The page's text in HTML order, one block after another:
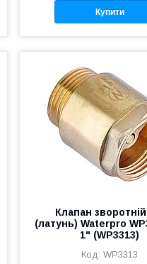
Купити
Клапан
(латунь) Waterpro
1" (WP3313)
WP3313